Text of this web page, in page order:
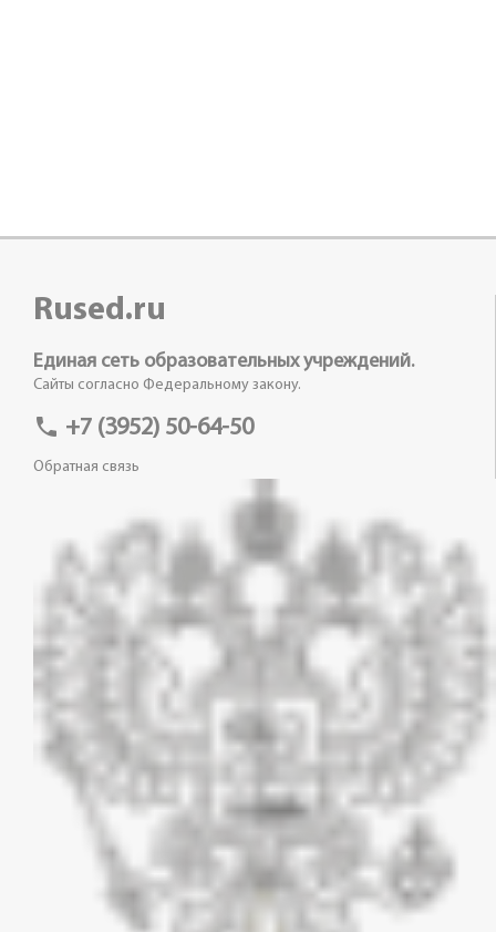
Rused.ru
Единая сеть образовательных учреждений.
Сайты согласно Федеральному закону.
phone +7 (3952) 50-64-50
Обратная связь